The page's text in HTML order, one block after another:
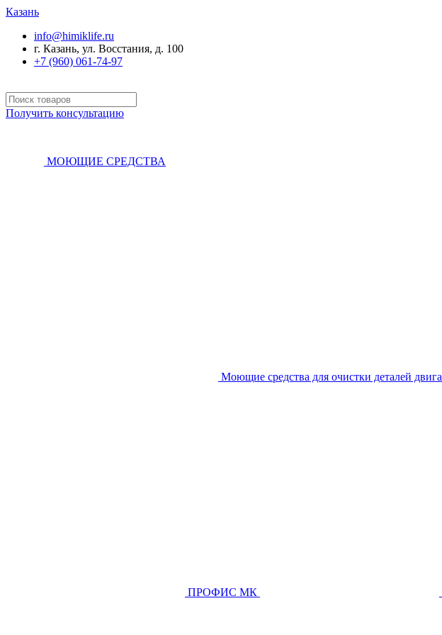
Казань
info@himiklife.ru
г. Казань, ул. Восстания, д. 100
+7 (960) 061-74-97
Получить консультацию
МОЮЩИЕ СРЕДСТВА
Моющие средства для очистки деталей
ПРОФИС МК